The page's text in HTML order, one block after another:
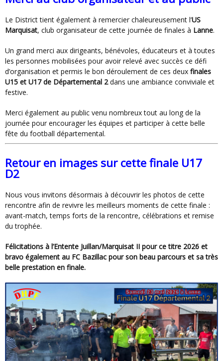
Le District tient également à remercier chaleureusement l’US
Marquisat, club organisateur de cette journée de finales à Lanne.
Un grand merci aux dirigeants, bénévoles, éducateurs et à toutes
les personnes mobilisées pour avoir relevé avec succès ce défi
d’organisation et permis le bon déroulement de ces deux finales
U15 et U17 de Départemental 2dans une ambiance conviviale et
festive.
Merci également au public venu nombreux tout au long de la
journée pour encourager les équipes et participer à cette belle
fête du football départemental.
Retour en images sur cette finale U17
D2
Nous vous invitons désormais à découvrir les photos de cette
rencontre afin de revivre les meilleurs moments de cette finale :
avant-match, temps forts de la rencontre, célébrations et remise
du trophée.
Félicitations à l’Entente Juillan/Marquisat II pour ce titre 2026 et
bravo également au FC Bazillac pour son beau parcours et sa très
belle prestation en finale.